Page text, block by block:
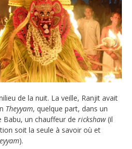
de la nuit. La veille, Ranjit avait
Theyyam, quelque part, dans un
Babu, un chauffeur de rickshaw(il
soit la seule à savoir où et
).